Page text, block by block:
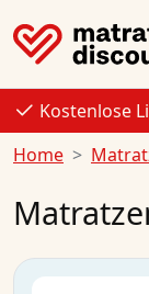
Kostenlose
Home